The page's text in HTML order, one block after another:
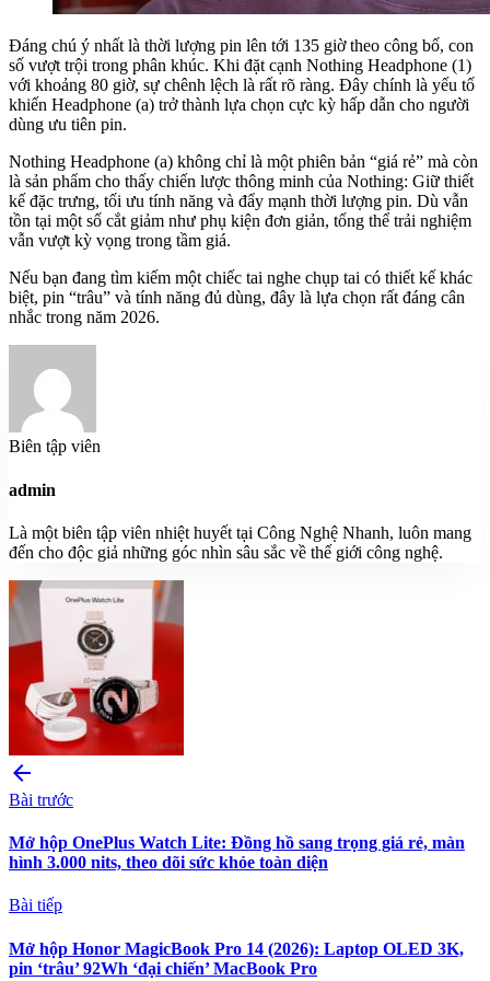
Đáng chú ý nhất là thời lượng pin lên tới 135 giờ theo công bố, con
số vượt trội trong phân khúc. Khi đặt cạnh Nothing Headphone (1)
với khoảng 80 giờ, sự chênh lệch là rất rõ ràng. Đây chính là yếu tố
khiến Headphone (a) trở thành lựa chọn cực kỳ hấp dẫn cho người
dùng ưu tiên pin.
Nothing Headphone (a) không chỉ là một phiên bản “giá rẻ” mà còn
là sản phẩm cho thấy chiến lược thông minh của Nothing: Giữ thiết
kế đặc trưng, tối ưu tính năng và đẩy mạnh thời lượng pin. Dù vẫn
tồn tại một số cắt giảm như phụ kiện đơn giản, tổng thể trải nghiệm
vẫn vượt kỳ vọng trong tầm giá.
Nếu bạn đang tìm kiếm một chiếc tai nghe chụp tai có thiết kế khác
biệt, pin “trâu” và tính năng đủ dùng, đây là lựa chọn rất đáng cân
nhắc trong năm 2026.
Biên tập viên
admin
Là một biên tập viên nhiệt huyết tại Công Nghệ Nhanh, luôn mang
đến cho độc giả những góc nhìn sâu sắc về thế giới công nghệ.
arrow_back
Bài trước
Mở hộp OnePlus Watch Lite: Đồng hồ sang trọng giá rẻ, màn
hình 3.000 nits, theo dõi sức khỏe toàn diện
Bài tiếp
Mở hộp Honor MagicBook Pro 14 (2026): Laptop OLED 3K,
pin ‘trâu’ 92Wh ‘đại chiến’ MacBook Pro